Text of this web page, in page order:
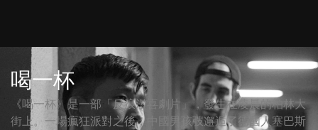
喝一杯
《喝一杯》是一部「反浪漫喜劇片」，發生在凌晨的柏林大
街上。一場瘋狂派對之後，中國男孩弢邂逅了德國人塞巴斯